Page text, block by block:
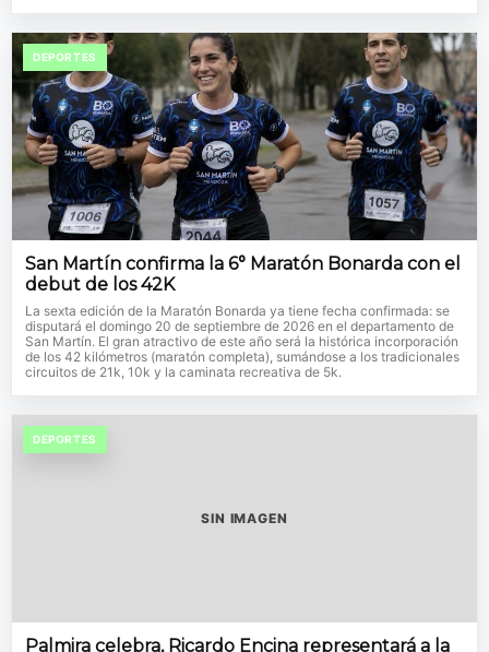
DEPORTES
San Martín confirma la 6° Maratón Bonarda con el
debut de los 42K
La sexta edición de la Maratón Bonarda ya tiene fecha confirmada: se
disputará el domingo 20 de septiembre de 2026 en el departamento de
San Martín. El gran atractivo de este año será la histórica incorporación
de los 42 kilómetros (maratón completa), sumándose a los tradicionales
circuitos de 21k, 10k y la caminata recreativa de 5k.
DEPORTES
SIN IMAGEN
Palmira celebra, Ricardo Encina representará a la